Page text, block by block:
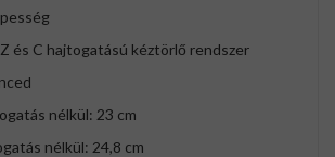
és C hajtogatású kéztörlő rendszer
nélkül: 23 cm
nélkül: 24,8 cm